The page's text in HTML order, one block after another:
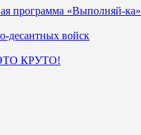
программа «Выполняй-ка»
десантных войск
КРУТО!